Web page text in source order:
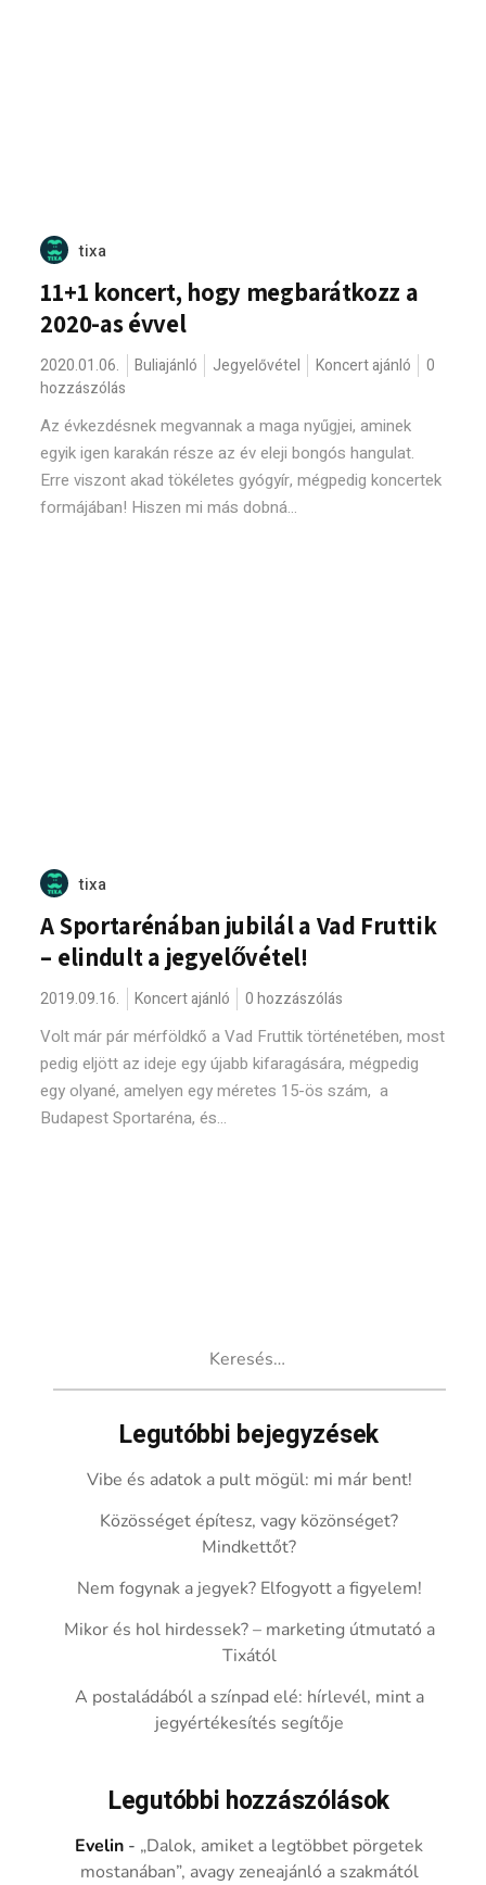
tixa
11+1 koncert, hogy megbarátkozz a
2020-as évvel
2020.01.06. Buliajánló Jegyelővétel Koncert ajánló
0
hozzászólás
Az évkezdésnek megvannak a maga nyűgjei, aminek
egyik igen karakán része az év eleji bongós hangulat.
Erre viszont akad tökéletes gyógyír, mégpedig koncertek
formájában! Hiszen mi más dobná...
tixa
A Sportarénában jubilál a Vad Fruttik
– elindult a jegyelővétel!
2019.09.16. Koncert ajánló 0 hozzászólás
Volt már pár mérföldkő a Vad Fruttik történetében, most
pedig eljött az ideje egy újabb kifaragására, mégpedig
egy olyané, amelyen egy méretes 15-ös szám, a
Budapest Sportaréna, és...
Legutóbbi bejegyzések
Vibe és adatok a pult mögül: mi már bent!
Közösséget építesz, vagy közönséget?
Mindkettőt?
Nem fogynak a jegyek? Elfogyott a figyelem!
Mikor és hol hirdessek? – marketing útmutató a
Tixától
A postaládából a színpad elé: hírlevél, mint a
jegyértékesítés segítője
Legutóbbi hozzászólások
Evelin - „Dalok, amiket a legtöbbet pörgetek
mostanában”, avagy zeneajánló a szakmától